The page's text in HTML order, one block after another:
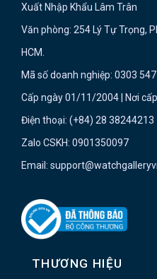
Xuất Nhập Khẩu Lâm Trân
Văn phòng: 254 Lý Tự Trọng,
HCM.
Mã số doanh nghiệp: 0303 547
Cấp ngày 01/11/2004 | Nơi
Điện thoại: (+84) 28
Zalo CSKH: 0901350097
Email:
THƯƠNG HIỆU